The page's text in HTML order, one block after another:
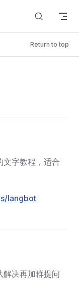
Return to top
文字教程，适合
langbot
解决再加群提问